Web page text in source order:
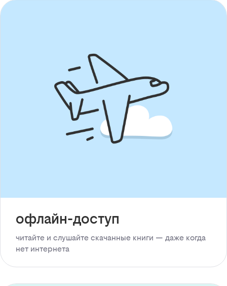
офлайн-доступ
читайте и слушайте скачанные книги — даже когда
нет интернета